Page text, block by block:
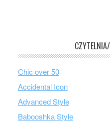
Chic over 50
Accidental Icon
Advanced Style
Babooshka Style